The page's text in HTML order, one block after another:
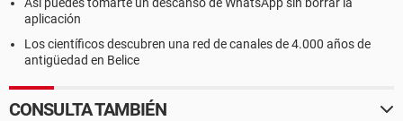
aplicación
Los científicos descubren una red de canales de 4.000 años de
antigüedad en Belice
CONSULTA TAMBIÉN